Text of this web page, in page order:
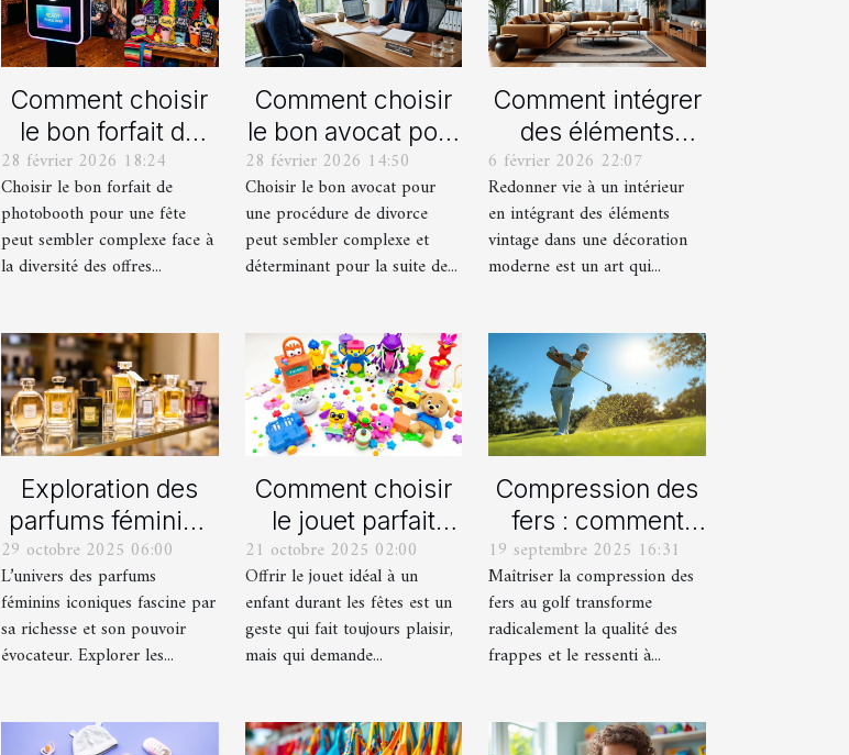
Comment choisir
le bon forfait de
photobooth pour
votre fête
28 février 2026 18:24
Choisir le bon forfait de
photobooth pour une fête
peut sembler complexe face à
la diversité des offres...
Comment choisir
le bon avocat pour
votre procédure
de divorce ?
28 février 2026 14:50
Choisir le bon avocat pour
une procédure de divorce
peut sembler complexe et
déterminant pour la suite de...
Comment intégrer
des éléments
vintage dans une
décoration
moderne ?
6 février 2026 22:07
Redonner vie à un intérieur
en intégrant des éléments
vintage dans une décoration
moderne est un art qui...
Exploration des
parfums féminins
iconiques et leurs
variations
29 octobre 2025 06:00
L’univers des parfums
féminins iconiques fascine par
sa richesse et son pouvoir
évocateur. Explorer les...
Comment choisir
le jouet parfait
pour chaque âge
durant les fêtes ?
21 octobre 2025 02:00
Offrir le jouet idéal à un
enfant durant les fêtes est un
geste qui fait toujours plaisir,
mais qui demande...
Compression des
fers : comment
obtenir des
frappes plus
solides ?
19 septembre 2025 16:31
Maîtriser la compression des
fers au golf transforme
radicalement la qualité des
frappes et le ressenti à...